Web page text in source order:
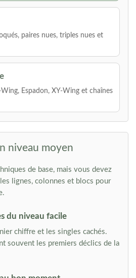
paires nues, triples nues et
Espadon, XY-Wing et chaînes
niveau moyen
de base, mais vous devez
lignes, colonnes et blocs pour
du niveau facile
chiffre et les singles cachés.
souvent les premiers déclics de la